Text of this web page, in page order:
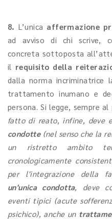
8. L’unica affermazione
ad avviso di chi scrive,
concreta sottoposta
il requisito della
dalla norma incriminatrice
trattamento inumano e
persona. Si legge, sempre al
fatto di reato, infine, deve
condotte(nel senso che la
un ristretto ambito
cronologicamente
per l'integrazione della
un'unica condotta, deve
eventi tipici (acute
psichico), anche un